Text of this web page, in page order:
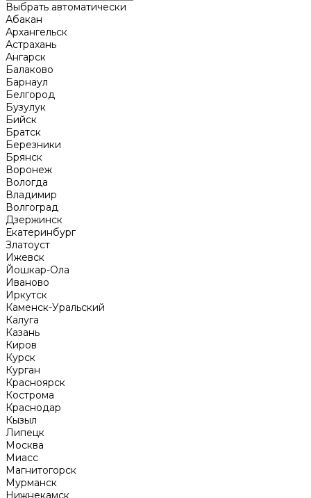
Выбрать автоматически
Абакан
Архангельск
Астрахань
Ангарск
Балаково
Барнаул
Белгород
Бузулук
Бийск
Братск
Березники
Брянск
Воронеж
Вологда
Владимир
Волгоград
Дзержинск
Екатеринбург
Златоуст
Ижевск
Йошкар-Ола
Иваново
Иркутск
Каменск-Уральский
Калуга
Казань
Киров
Курск
Курган
Красноярск
Кострома
Краснодар
Кызыл
Липецк
Москва
Миасс
Магнитогорск
Мурманск
Нижнекамск